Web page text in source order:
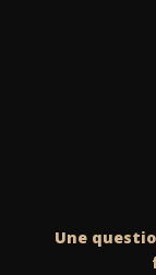
Une